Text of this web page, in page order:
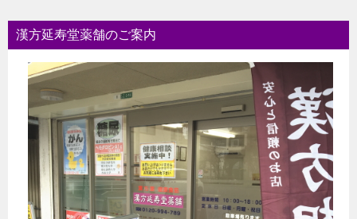
漢方延寿堂薬舗のご案内